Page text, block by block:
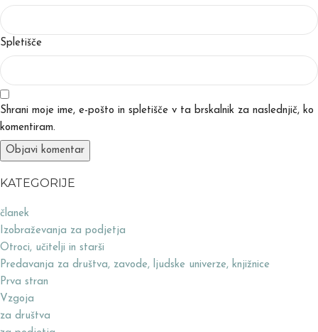
Spletišče
Shrani moje ime, e-pošto in spletišče v ta brskalnik za naslednjič, ko
komentiram.
KATEGORIJE
članek
Izobraževanja za podjetja
Otroci, učitelji in starši
Predavanja za društva, zavode, ljudske univerze, knjižnice
Prva stran
Vzgoja
za društva